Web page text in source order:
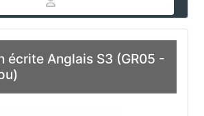
écrite Anglais S3 (GR05 -